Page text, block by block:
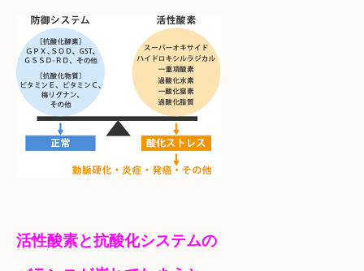
活性酸素と抗酸化システムの